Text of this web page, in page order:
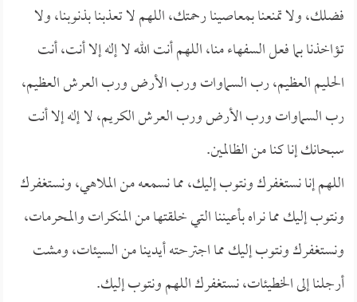
فضلك، ولا تمنعنا بمعاصينا رحمتك، اللهم لا تعذبنا بذنوبنا، ولا
تؤاخذنا بما فعل السفهاء منا، اللهم أنت الله لا إله إلا أنت، أنت
الحليم العظيم، رب السماوات ورب الأرض ورب العرش العظيم،
رب السماوات ورب الأرض ورب العرش الكريم، لا إله إلا أنت
سبحانك إنا كنا من الظالمين.
اللهم إنا نستغفرك ونتوب إليك، مما نسمعه من الملاهي، ونستغفرك
ونتوب إليك مما نراه بأعيننا التي خلقتها من المنكرات والمحرمات،
ونستغفرك ونتوب إليك مما اجترحته أيدينا من السيئات، ومشت
أرجلنا إلى الخطيئات، نستغفرك اللهم ونتوب إليك.